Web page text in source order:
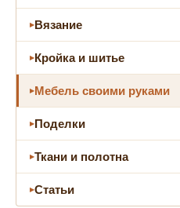
Вязание
Кройка и шитье
Мебель своими руками
Поделки
Ткани и полотна
Статьи